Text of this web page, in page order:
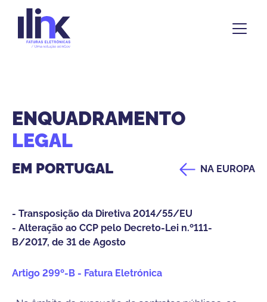
ENQUADRAMENTO
LEGAL
EM PORTUGAL
- Transposição da Diretiva 2014/55/EU
- Alteração ao CCP pelo Decreto-Lei n.º111-
B/2017, de 31 de Agosto
Artigo 299º-B - Fatura Eletrónica
NA EUROPA